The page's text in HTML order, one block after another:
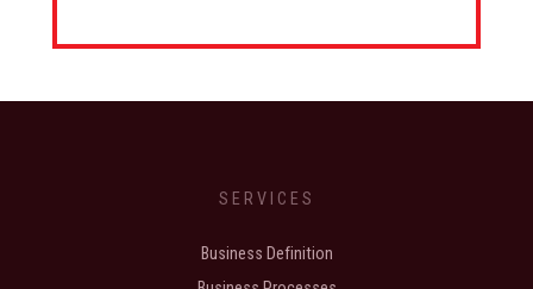
SERVICES
Business Definition